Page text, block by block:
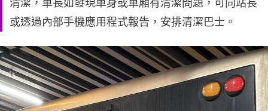
清潔，車長如發現車身或車廂有清潔問題，可向站長
或透過內部手機應用程式報告，安排清潔巴士。